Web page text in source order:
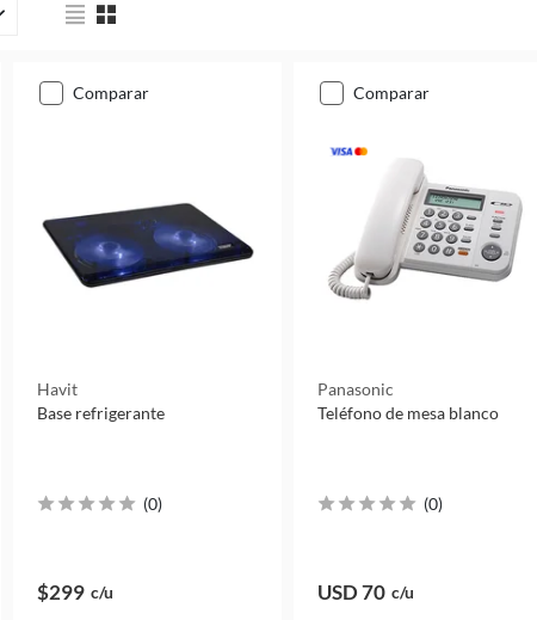
comparar
Havit
Base refrigerante
(0)
$299 c/u
comparar
Panasonic
Teléfono de mesa blanco
(0)
USD 70 c/u